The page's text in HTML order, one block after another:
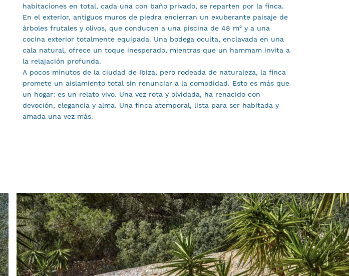
habitaciones en total, cada una con baño privado, se reparten por la finca.
En el exterior, antiguos muros de piedra encierran un exuberante paisaje de
árboles frutales y olivos, que conducen a una piscina de 48 m² y a una
cocina exterior totalmente equipada. Una bodega oculta, enclavada en una
cala natural, ofrece un toque inesperado, mientras que un hammam invita a
la relajación profunda.
A pocos minutos de la ciudad de Ibiza, pero rodeada de naturaleza, la finca
promete un aislamiento total sin renunciar a la comodidad. Esto es más que
un hogar: es un relato vivo. Una vez rota y olvidada, ha renacido con
devoción, elegancia y alma. Una finca atemporal, lista para ser habitada y
amada una vez más.